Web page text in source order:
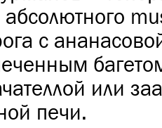
с
или
печи.